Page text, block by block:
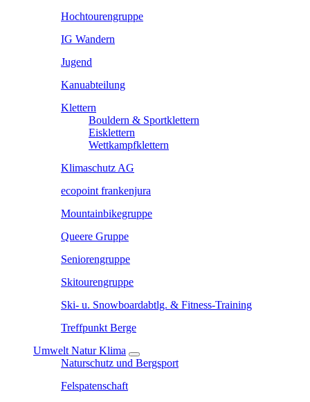
Hochtourengruppe
IG Wandern
Jugend
Kanuabteilung
Klettern
Bouldern & Sportklettern
Eisklettern
Wettkampfklettern
Klimaschutz AG
ecopoint frankenjura
Mountainbikegruppe
Queere Gruppe
Seniorengruppe
Skitourengruppe
Ski- u. Snowboardabtlg. & Fitness-Training
Treffpunkt Berge
Umwelt Natur Klima
Naturschutz und Bergsport
Felspatenschaft